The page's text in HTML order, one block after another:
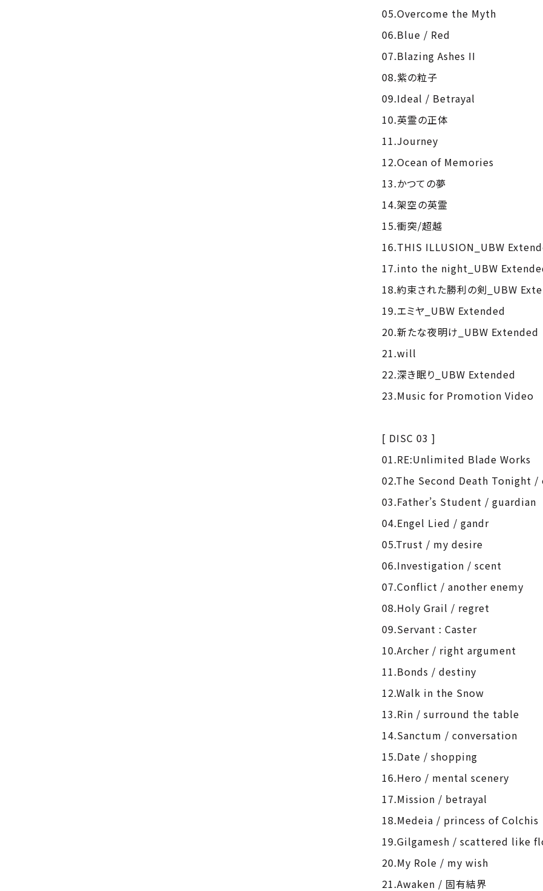
05.Overcome the Myth
06.Blue / Red
07.Blazing Ashes II
08.紫の粒子
09.Ideal / Betrayal
10.英霊の正体
11.Journey
12.Ocean of Memories
13.かつての夢
14.架空の英霊
15.衝突/超越
16.THIS ILLUSION_UBW
17.into the night_UBW
18.約束された勝利の剣_UBW
19.エミヤ_UBW Extended
20.新たな夜明け_UBW Extended
21.will
22.深き眠り_UBW Extended
23.Music for Promotion Video
[ DISC 03 ]
01.RE:Unlimited Blade Works
02.The Second Death Tonight
03.Father’s Student / guardian
04.Engel Lied / gandr
05.Trust / my desire
06.Investigation / scent
07.Conflict / another enemy
08.Holy Grail / regret
09.Servant : Caster
10.Archer / right argument
11.Bonds / destiny
12.Walk in the Snow
13.Rin / surround the table
14.Sanctum / conversation
15.Date / shopping
16.Hero / mental scenery
17.Mission / betrayal
18.Medeia / princess of Colchis
19.Gilgamesh / scattered like
20.My Role / my wish
21.Awaken / 固有結界